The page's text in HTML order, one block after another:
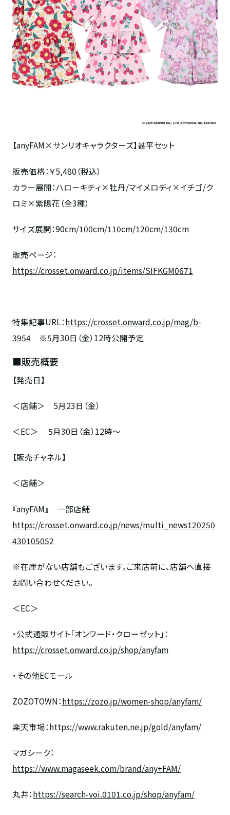
【anyFAM×サンリオキャラクターズ】甚平セット
販売価格：￥5,480（税込）
カラー展開：ハローキティ×牡丹/マイメロディ×イチゴ/ク
ロミ×紫陽花（全3種）
サイズ展開：90cm/100cm/110cm/120cm/130cm
販売ページ：
https://crosset.onward.co.jp/items/SIFKGM0671
特集記事URL：https://crosset.onward.co.jp/mag/b-
3954※5月30日（金） 12時公開予定
■販売概要
【発売日】
＜店舗＞ 5月23日（金）
＜EC＞ 5月30日（金） 12時～
【販売チャネル】
＜店舗＞
『anyFAM』 一部店舗
https://crosset.onward.co.jp/news/multi_news120250
430105052
※在庫がない店舗もございます。ご来店前に、店舗へ直接
お問い合わせください。
＜EC＞
・公式通販サイト「オンワード・クローゼット」：
https://crosset.onward.co.jp/shop/anyfam
・その他ECモール
ZOZOTOWN：https://zozo.jp/women-shop/anyfam/
楽天市場：https://www.rakuten.ne.jp/gold/anyfam/
マガシーク：
https://www.magaseek.com/brand/any+FAM/
丸井：https://search-voi.0101.co.jp/shop/anyfam/